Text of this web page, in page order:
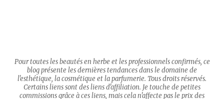
Pour toutes les beautés en herbe et les professionnels confirmés, ce
blog présente les dernières tendances dans le domaine de
l'esthétique, la cosmétique et la parfumerie. Tous droits réservés.
Certains liens sont des liens d'affiliation. Je touche de petites
commissions grâce à ces liens, mais cela n'affecte pas le prix des